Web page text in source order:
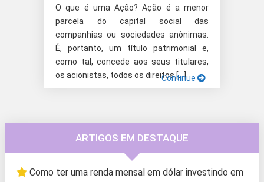
O que é uma Ação? Ação é a menor
parcela do capital social das
companhias ou sociedades anônimas.
É, portanto, um título patrimonial e,
como tal, concede aos seus titulares,
os acionistas, todos os direitos […]
Continue
ARTIGOS EM DESTAQUE
Como ter uma renda mensal em dólar investindo em